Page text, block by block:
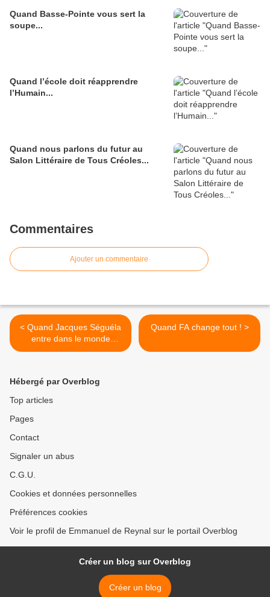
Quand Basse-Pointe vous sert la
soupe...
Quand l’école doit réapprendre
l’Humain...
Quand nous parlons du futur au
Salon Littéraire de Tous Créoles...
Commentaires
Ajouter un commentaire
< Quand Jacques Séguéla
entre dans le monde
d'après...
Quand FA change tout ! >
Hébergé par Overblog
Top articles
Pages
Contact
Signaler un abus
C.G.U.
Cookies et données personnelles
Préférences cookies
Voir le profil de Emmanuel de Reynal sur le portail Overblog
Créer un blog sur Overblog
Créer un blog